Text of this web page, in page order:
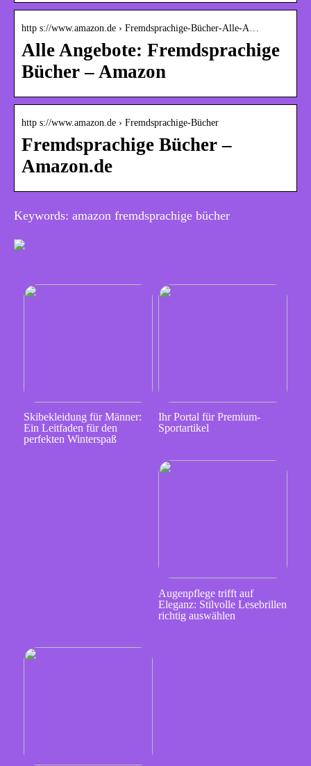
http s://www.amazon.de › Fremdsprachige-Bücher-Alle-A…
Alle Angebote: Fremdsprachige
Bücher – Amazon
http s://www.amazon.de › Fremdsprachige-Bücher
Fremdsprachige Bücher –
Amazon.de
Keywords: amazon fremdsprachige bücher
Skibekleidung für Männer:
Ein Leitfaden für den
perfekten Winterspaß
Ihr Portal für Premium-
Sportartikel
Augenpflege trifft auf
Eleganz: Stilvolle Lesebrillen
richtig auswählen